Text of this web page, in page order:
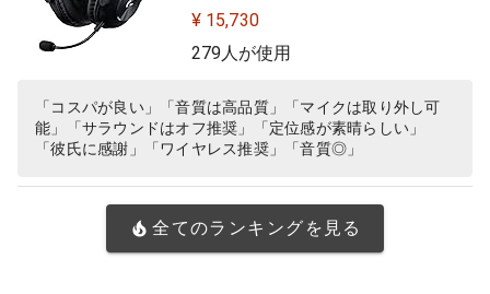
Dolby 7.1ch サラウンドサウンド 3.5
mm 有線 マイク付き Blue VO!CE搭
5 PS4 PC windows ブラック 国内正
規品 ※Amazon.co.jp限定 壁…
¥ 15,730
279人が使用
「コスパが良い」「音質は高品質」「マイクは取り外し可
能」「サラウンドはオフ推奨」「定位感が素晴らしい」
「彼氏に感謝」「ワイヤレス推奨」「音質◎」
全てのランキングを見る